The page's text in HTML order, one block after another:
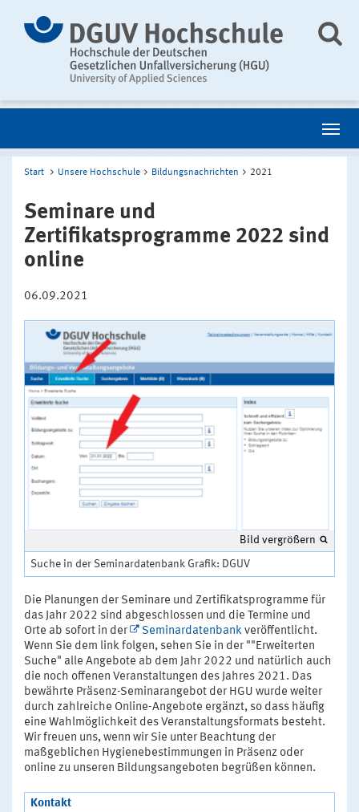
Start Unsere Hochschule Bildungsnachrichten 2021
Seminare und
Zertifikatsprogramme 2022 sind
online
06.09.2021
Bild vergrößern
Suche in der Seminardatenbank Grafik: DGUV
Die Planungen der Seminare und Zertifikatsprogramme für
das Jahr 2022 sind abgeschlossen und die Termine und
Orte ab sofort in der
Seminardatenbank veröffentlicht.
Wenn Sie dem link folgen, sehen Sie in der ""Erweiterten
Suche" alle Angebote ab dem Jahr 2022 und natürlich auch
die noch offenen Veranstaltungen des Jahres 2021. Das
bewährte Präsenz-Seminarangebot der HGU wurde weiter
durch zahlreiche Online-Angebote ergänzt, so dass häufig
eine Wahlmöglichkeit des Veranstaltungsformats besteht.
Wir freuen uns, wenn wir Sie unter Beachtung der
maßgeblichen Hygienebestimmungen in Präsenz oder
online zu unseren Bildungsangeboten begrüßen können.
Kontakt